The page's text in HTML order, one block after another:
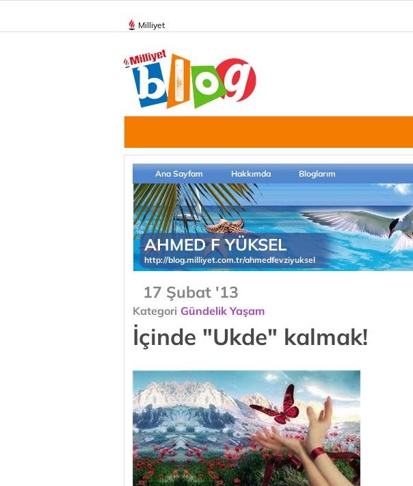
Milliyet
Ana Sayfam Hakkımda Bloglarım
AHMED F YÜKSEL
http://blog.milliyet.com.tr/ahmedfevziyuksel
17 Şubat '13
Kategori Gündelik Yaşam
İçinde "Ukde" kalmak!